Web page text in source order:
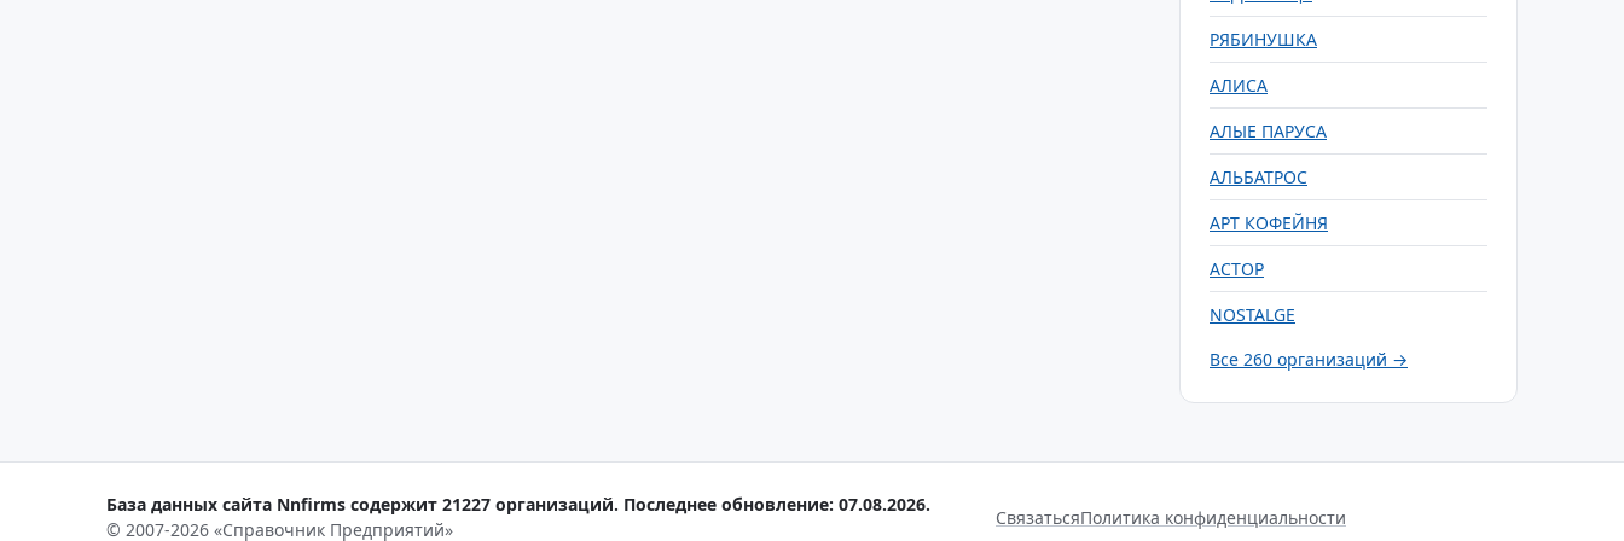
РЯБИНУШКА
АЛИСА
АЛЫЕ ПАРУСА
АЛЬБАТРОС
АРТ КОФЕЙНЯ
АСТОР
NOSTALGE
Все 260 организаций →
База данных сайта Nnfirms содержит 21227 организаций. Последнее обновление: 07.08.2026.
© 2007-2026 «Справочник Предприятий»
СвязатьсяПолитика конфиденциальности